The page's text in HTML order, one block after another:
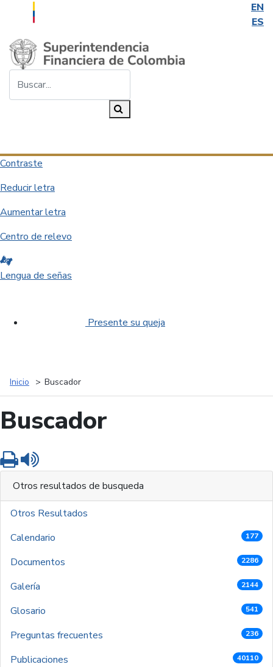
EN
ES
Saltar al contenido principal
Contraste
Reducir letra
Aumentar letra
Centro de relevo
Lengua de señas
Presente su queja
Inicio Buscador
Buscador
Imprimir
Otros resultados de busqueda
Otros Resultados
Calendario
177
Documentos 2286
Galería 2144
Glosario 541
Preguntas frecuentes 236
Publicaciones 40110